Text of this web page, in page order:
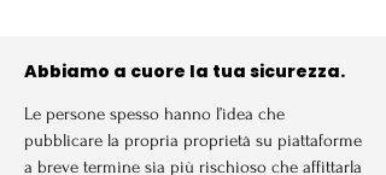
Abbiamo a cuore la tua sicurezza.
Le persone spesso hanno l’idea che
pubblicare la propria proprietà su piattaforme
a breve termine sia più rischioso che affittarla